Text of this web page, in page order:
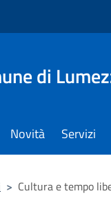
di
Novità Servizi
> Cultura e tempo